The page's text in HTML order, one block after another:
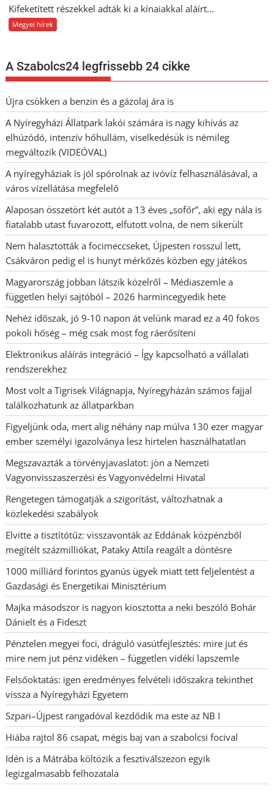
Kifeketített részekkel adták ki a kínaiakkal aláírt...
Megyei hírek
A Szabolcs24 legfrissebb 24 cikke
Újra csökken a benzin és a gázolaj ára is
A Nyíregyházi Állatpark lakói számára is nagy kihívás az
elhúzódó, intenzív hőhullám, viselkedésük is némileg
megváltozik (VIDEÓVAL)
A nyíregyháziak is jól spórolnak az ivóvíz felhasználásával, a
város vízellátása megfelelő
Alaposan összetört két autót a 13 éves „sofőr”, aki egy nála is
fiatalabb utast fuvarozott, elfutott volna, de nem sikerült
Nem halasztották a focimeccseket, Újpesten rosszul lett,
Csákváron pedig el is hunyt mérkőzés közben egy játékos
Magyarország jobban látszik közelről – Médiaszemle a
független helyi sajtóból – 2026 harmincegyedik hete
Nehéz időszak, jó 9-10 napon át velünk marad ez a 40 fokos
pokoli hőség – még csak most fog ráerősíteni
Elektronikus aláírás integráció – Így kapcsolható a vállalati
rendszerekhez
Most volt a Tigrisek Világnapja, Nyíregyházán számos fajjal
találkozhatunk az állatparkban
Figyeljünk oda, mert alig néhány nap múlva 130 ezer magyar
ember személyi igazolványa lesz hirtelen használhatatlan
Megszavazták a törvényjavaslatot: jön a Nemzeti
Vagyonvisszaszerzési és Vagyonvédelmi Hivatal
Rengetegen támogatják a szigorítást, változhatnak a
közlekedési szabályok
Elvitte a tisztítótűz: visszavonták az Eddának közpénzből
megítélt százmilliókat, Pataky Attila reagált a döntésre
1000 milliárd forintos gyanús ügyek miatt tett feljelentést a
Gazdasági és Energetikai Minisztérium
Majka másodszor is nagyon kiosztotta a neki beszóló Bohár
Dánielt és a Fideszt
Pénztelen megyei foci, dráguló vasútfejlesztés: mire jut és
mire nem jut pénz vidéken – független vidéki lapszemle
Felsőoktatás: igen eredményes felvételi időszakra tekinthet
vissza a Nyíregyházi Egyetem
Szpari–Újpest rangadóval kezdődik ma este az NB I
Hiába rajtol 86 csapat, mégis baj van a szabolcsi focival
Idén is a Mátrába költözik a fesztiválszezon egyik
legizgalmasabb felhozatala